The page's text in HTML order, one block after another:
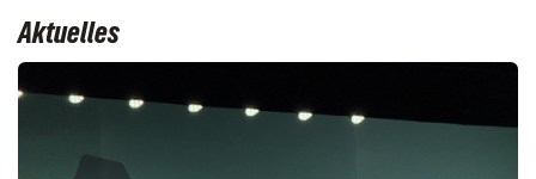
Aktuelles